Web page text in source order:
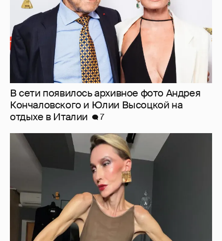
"Люблю своё тело". 52-летняя Наталья
Максимова показала фигуру в "голых"